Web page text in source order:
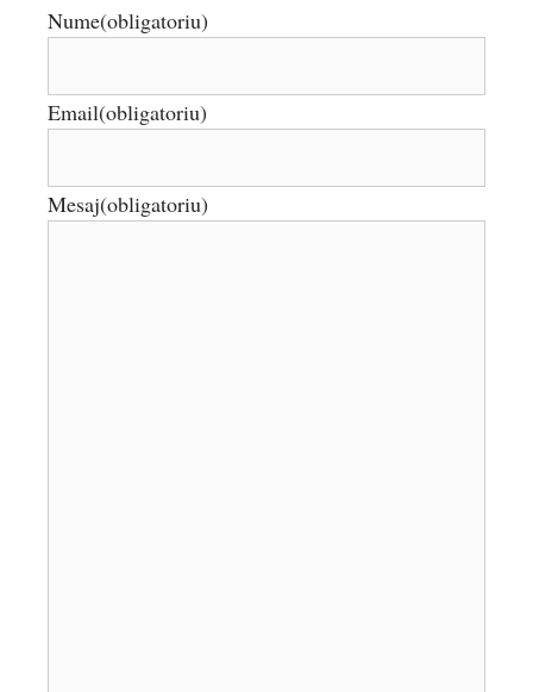
Nume(obligatoriu)
Email(obligatoriu)
Mesaj(obligatoriu)